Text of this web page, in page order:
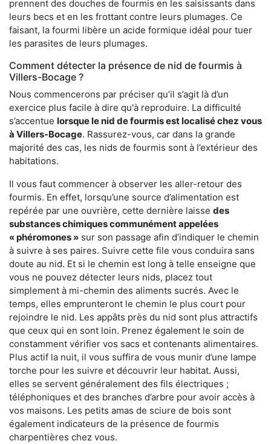
prennent des douches de fourmis en les saisissants dans
leurs becs et en les frottant contre leurs plumages. Ce
faisant, la fourmi libère un acide formique idéal pour tuer
les parasites de leurs plumages.
Comment détecter la présence de nid de fourmis à
Villers-Bocage ?
Nous commencerons par préciser qu’il s’agit là d’un
exercice plus facile à dire qu'à reproduire. La difficulté
s’accentue lorsque le nid de fourmis est localisé chez vous
à Villers-Bocage. Rassurez-vous, car dans la grande
majorité des cas, les nids de fourmis sont à l’extérieur des
habitations.
Il vous faut commencer à observer les aller-retour des
fourmis. En effet, lorsqu’une source d’alimentation est
repérée par une ouvrière, cette dernière laisse des
substances chimiques communément appelées
« phéromones » sur son passage afin d’indiquer le chemin
à suivre à ses paires. Suivre cette file vous conduira sans
doute au nid. Et si le chemin est long à telle enseigne que
vous ne pouvez détecter leurs nids, placez tout
simplement à mi-chemin des aliments sucrés. Avec le
temps, elles emprunteront le chemin le plus court pour
rejoindre le nid. Les appâts près du nid sont plus attractifs
que ceux qui en sont loin. Prenez également le soin de
constamment vérifier vos sacs et contenants alimentaires.
Plus actif la nuit, il vous suffira de vous munir d’une lampe
torche pour les suivre et découvrir leur habitat. Aussi,
elles se servent généralement des fils électriques ;
téléphoniques et des branches d’arbre pour avoir accès à
vos maisons. Les petits amas de sciure de bois sont
également indicateurs de la présence de fourmis
charpentières chez vous.